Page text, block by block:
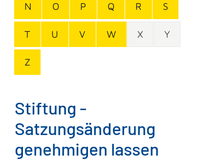
N O P Q R S
T U V W X Y
Z
Stiftung -
Satzungsänderung
genehmigen lassen